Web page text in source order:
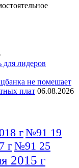
для лидеров
не помешает
плат 06.08.2026
г№91 19
г№91 25
2015 г